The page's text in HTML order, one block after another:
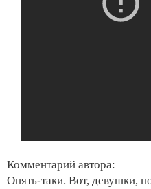
Комментарий автора:
Опять-таки. Вот, девушки,